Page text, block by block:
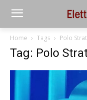
Home Tags Polo
Tag: Polo